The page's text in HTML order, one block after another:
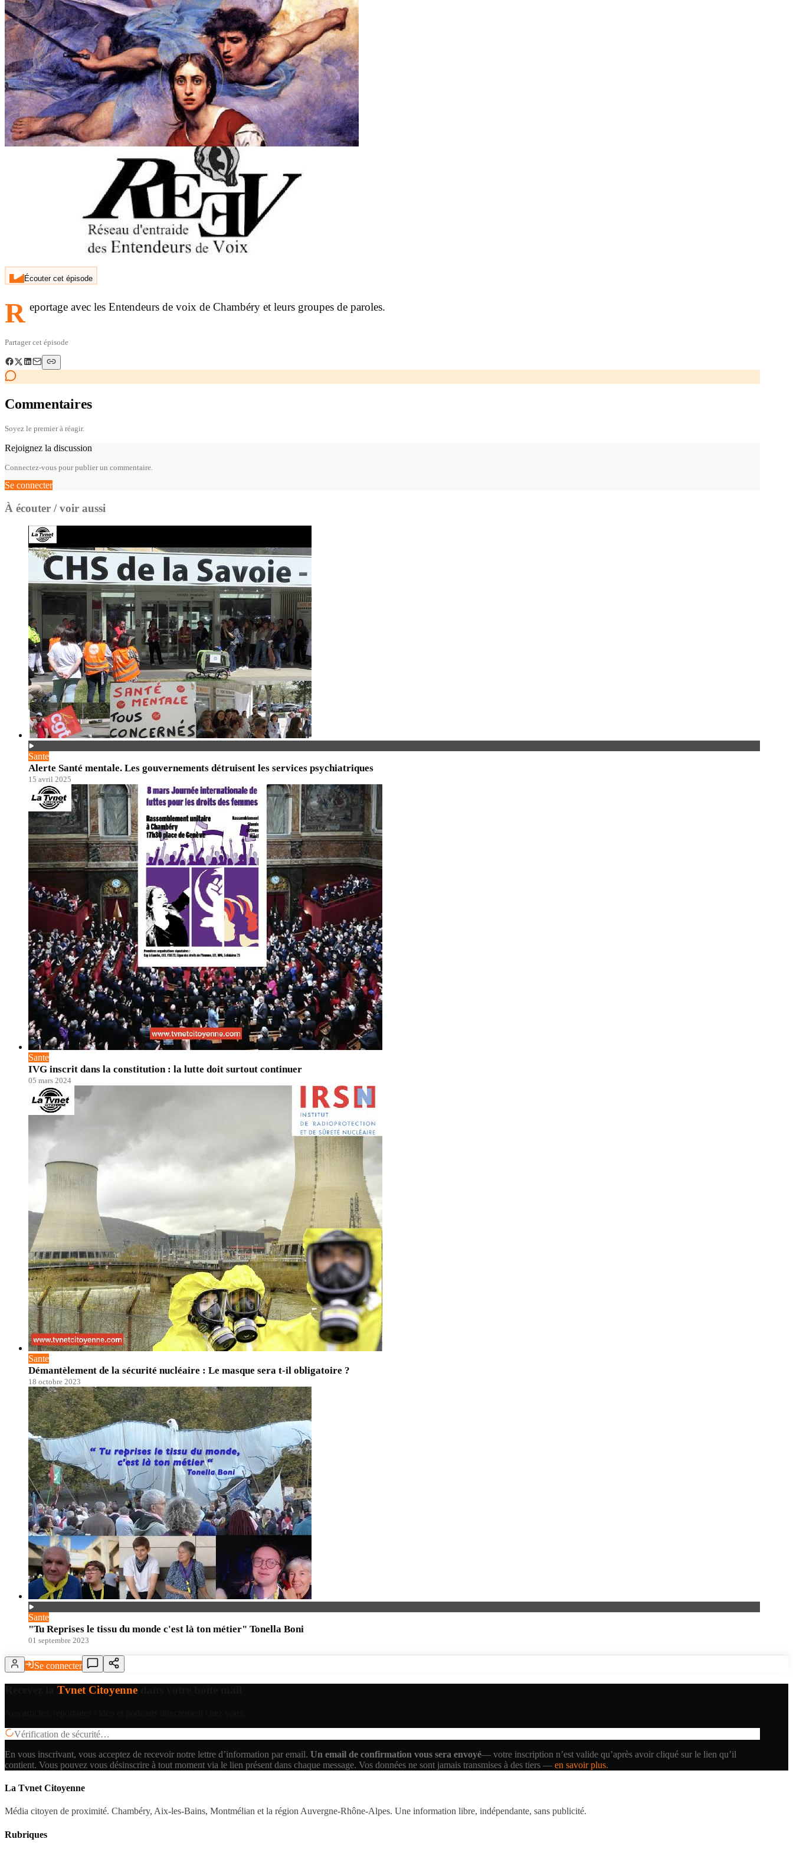
Écouter cet épisode
R eportage avec les Entendeurs de voix de Chambéry et leurs groupes de paroles.
Partager cet épisode
Commentaires
Soyez le premier à réagir.
Rejoignez la discussion
Connectez-vous pour publier un commentaire.
Se connecter
À écouter / voir aussi
Sante
Alerte Santé mentale. Les gouvernements détruisent les services psychiatriques
15 avril 2025
Sante
IVG inscrit dans la constitution : la lutte doit surtout continuer
05 mars 2024
Sante
Démantèlement de la sécurité nucléaire : Le masque sera t-il obligatoire ?
18 octobre 2023
Sante
"Tu Reprises le tissu du monde c'est là ton métier" Tonella Boni
01 septembre 2023
Se connecter
Tvnet Citoyenne
Vérification de sécurité…
En vous inscrivant, vous acceptez de recevoir notre lettre d’information par email. Un email de confirmation vous sera envoyé— votre inscription n’est valide qu’après avoir cliqué sur le lien qu’il
contient. Vous pouvez vous désinscrire à tout moment via le lien présent dans chaque message. Vos données ne sont jamais transmises à des tiers — en savoir plus.
La Tvnet Citoyenne
Média citoyen de proximité. Chambéry, Aix-les-Bains, Montmélian et la région Auvergne-Rhône-Alpes. Une information libre, indépendante, sans publicité.
Rubriques